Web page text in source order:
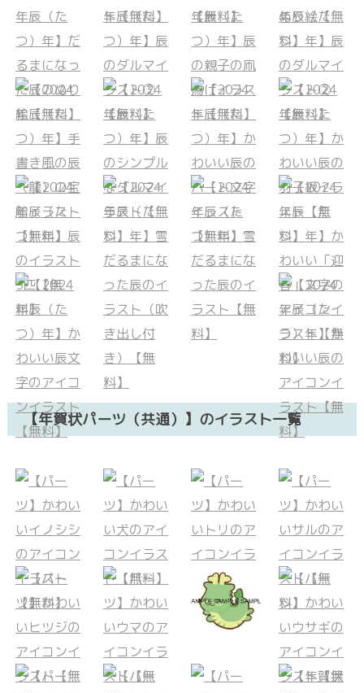
【年賀状パーツ（共通）】のイラスト一覧